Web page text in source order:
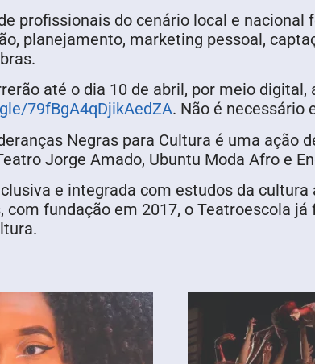
profissionais do cenário local e
planejamento, marketing pessoal,
até o dia 10 de abril, por meio
79fBgA4qDjikAedZA. Não é necessário
Negras para Cultura é uma
Jorge Amado, Ubuntu Moda Afro e
e integrada com estudos da
com fundação em 2017, o Teatroescola